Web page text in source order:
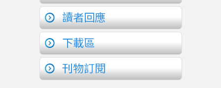
讀者回應
下載區
刊物訂閱